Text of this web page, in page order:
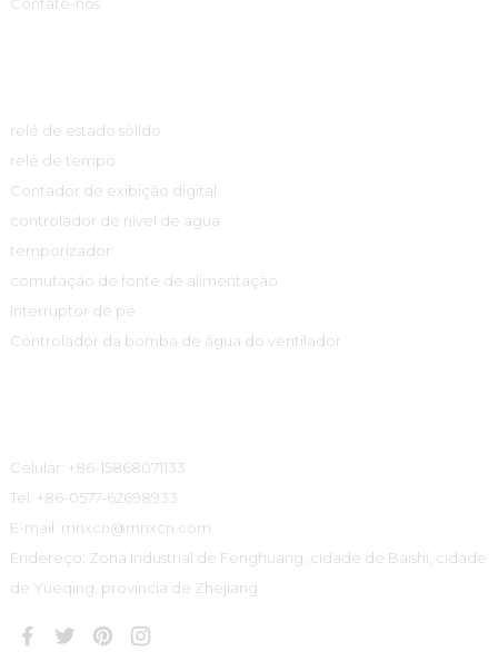
Contate-nos
relé de estado sólido
relé de tempo
Contador de exibição digital
controlador de nível de água
temporizador
comutação de fonte de alimentação
Interruptor de pé
Controlador da bomba de água do ventilador
Celular: +86-15868071133
Tel: +86-0577-62698933
E-mail: mnxcn@mnxcn.com
Endereço: Zona Industrial de Fenghuang, cidade de Baishi, cidade
de Yueqing, província de Zhejiang